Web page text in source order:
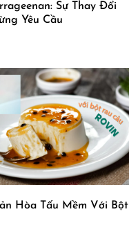
Sự Thay Đổi
Yêu Cầu
Hòa Tấu Mềm Với Bột